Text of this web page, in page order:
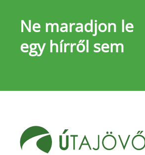
Ne maradjon le
egy hírről sem